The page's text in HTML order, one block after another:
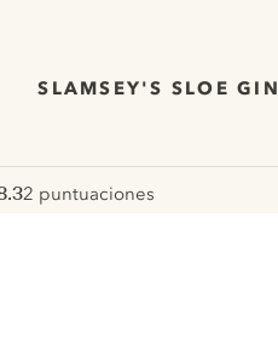
SLAMSEY'S SLOE GIN
pour
2 puntuaciones